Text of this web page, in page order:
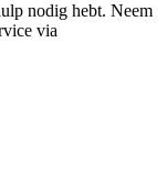
nodig hebt. Neem
via